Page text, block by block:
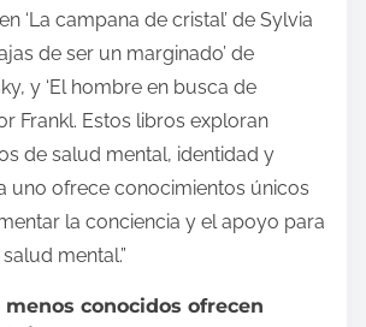
‘La campana de cristal’ de Sylvia
de ser un marginado’ de
y ‘El hombre en busca de
Frankl. Estos libros exploran
de salud mental, identidad y
uno ofrece conocimientos únicos
la conciencia y el apoyo para
mental.”
menos conocidos ofrecen